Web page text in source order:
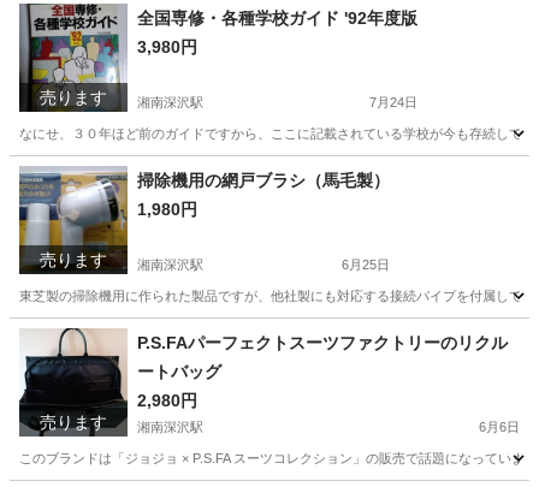
神奈川 鎌倉市 湘南深沢駅 文芸 ビンテージ
売ります
全国専修・各種学校ガイド '92年度版
3,980円
湘南深沢駅 7月24日
なにせ、３０年ほど前のガイドですから、ここに記載されている学校が今も存続して
神奈川 鎌倉市 湘南深沢駅 参考書
売ります
掃除機用の網戸ブラシ（馬毛製）
1,980円
湘南深沢駅 6月25日
東芝製の掃除機用に作られた製品ですが、他社製にも対応する接続パイプを付属してい
神奈川 鎌倉市 湘南深沢駅 その他
売ります
P.S.FAパーフェクトスーツファクトリーのリクル
ートバッグ
2,980円
湘南深沢駅 6月6日
このブランドは「ジョジョ × P.S.FA スーツコレクション」の販売で話題になってい